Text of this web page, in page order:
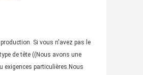
Si vous n'avez pas le
de tête ((Nous avons une
exigences particulières.Nous